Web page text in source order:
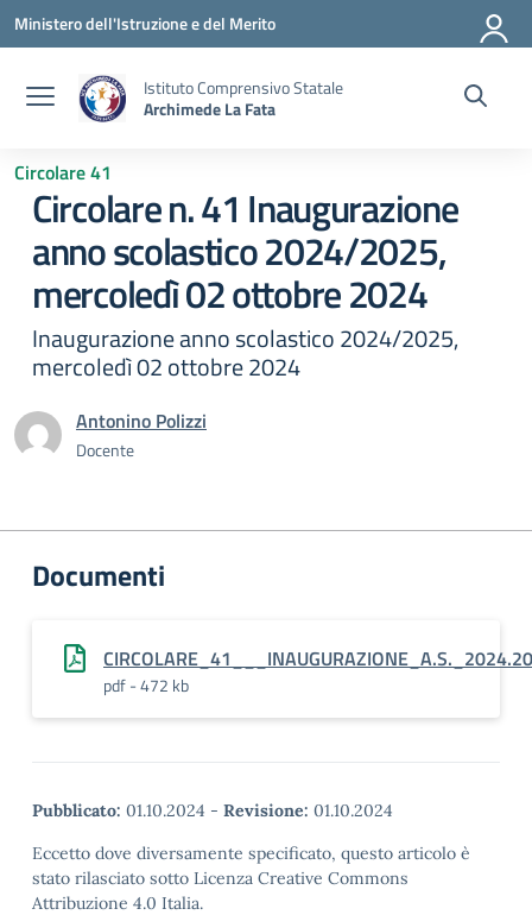
Vai ai contenuti
Vai al menu di navigazione
Vai al footer
Ministero dell'Istruzione e del Merito
Istituto Comprensivo Statale
Archimede La Fata
Circolare 41
Circolare n. 41 Inaugurazione
anno scolastico 2024/2025,
mercoledì 02 ottobre 2024
Inaugurazione anno scolastico 2024/2025,
mercoledì 02 ottobre 2024
Antonino Polizzi
Docente
Documenti
pdf - 472 kb
Pubblicato: 01.10.2024 - Revisione: 01.10.2024
Eccetto dove diversamente specificato, questo articolo è
stato rilasciato sotto Licenza Creative Commons
Attribuzione 4.0 Italia.